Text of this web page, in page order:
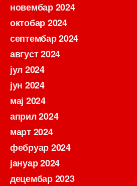
новембар 2024
октобар 2024
септембар 2024
август 2024
јул 2024
јун 2024
мај 2024
април 2024
март 2024
фебруар 2024
јануар 2024
децембар 2023